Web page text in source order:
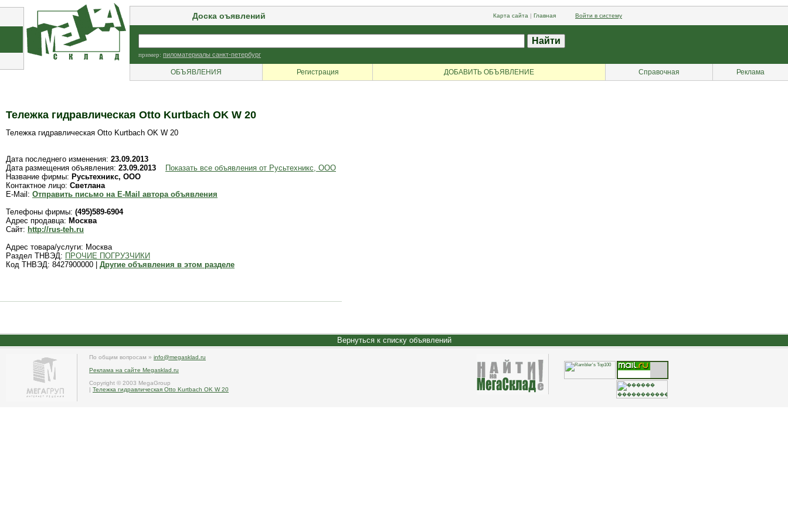
Доска оъявлений Карта сайта | Главная Войти в систему
пример: пиломатериалы санкт-петербург
ОБЪЯВЛЕНИЯ Регистрация ДОБАВИТЬ ОБЪЯВЛЕНИЕ Справочная Реклама
Тележка гидравлическая Otto Kurtbach OK W 20
Тележка гидравлическая Otto Kurtbach OK W 20
Дата последнего изменения: 23.09.2013
Дата размещения объявления: 23.09.2013
Показать все объявления от Русьтехникс, ООО
Название фирмы: Русьтехникс, ООО
Контактное лицо: Светлана
E-Mail: Отправить письмо на E-Mail автора объявления
Телефоны фирмы: (495)589-6904
Адрес продавца: Москва
Сайт: http://rus-teh.ru
Адрес товара/услуги: Москва
Раздел ТНВЭД: ПРОЧИЕ ПОГРУЗЧИКИ
Код ТНВЭД: 8427900000 | Другие объявления в этом разделе
Вернуться к списку объявлений
По общим вопросам » info@megasklad.ru
Реклама на сайте Megasklad.ru
Copyright © 2003 MegaGroup
| Тележка гидравлическая Otto Kurtbach OK W 20